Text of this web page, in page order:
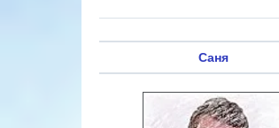
Саня